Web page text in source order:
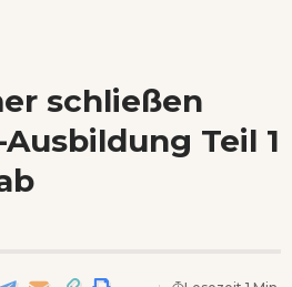
schließen
Teil 1